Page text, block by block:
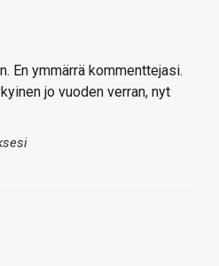
En ymmärrä kommenttejasi.
jo vuoden verran, nyt